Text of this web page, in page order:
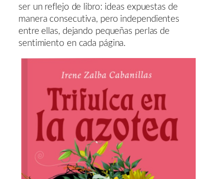
ser un reflejo de libro: ideas expuestas de
manera consecutiva, pero independientes
entre ellas, dejando pequeñas perlas de
sentimiento en cada página.